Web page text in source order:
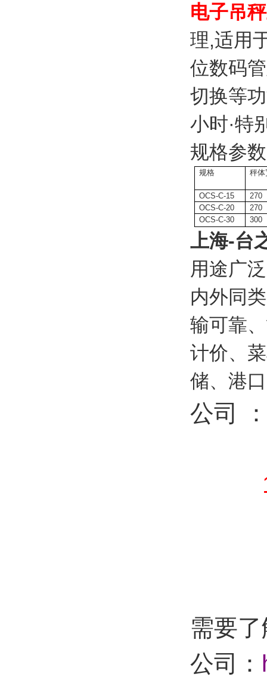
电子吊秤
理,适用
位数码
切换等
小时·特
规格参
规格 秤体
OCS-C-15
270
OCS-C-20
270
OCS-C-30
300
上海-台
用途广
内外同
输可靠
计价、
储、港
公司
需要
公司：